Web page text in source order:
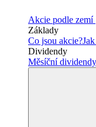
Akcie podle zemí
Základy
Co jsou akcie?
Dividendy
Měsíční dividendy